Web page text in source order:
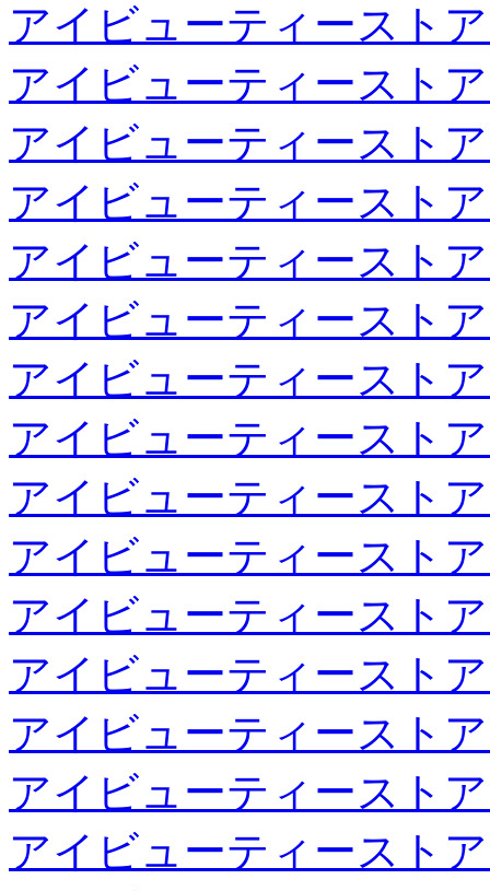
アイビューティースト
アイビューティースト
アイビューティースト
アイビューティースト
アイビューティースト
アイビューティースト
アイビューティースト
アイビューティースト
アイビューティースト
アイビューティースト
アイビューティースト
アイビューティースト
アイビューティースト
アイビューティースト
アイビューティースト